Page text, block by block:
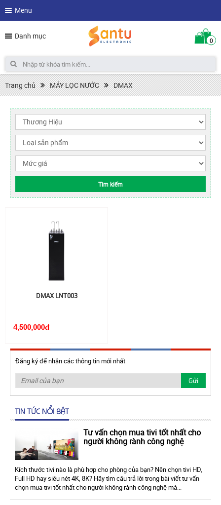
Menu
Danh mục 0
Trang chủ MÁY LỌC NƯỚC DMAX
Đăng ký để nhận các thông tin mới nhất
TIN TỨC NỔI BẬT
Tư vấn chọn mua tivi tốt nhất cho
người không rành công nghệ
Kích thước tivi nào là phù hợp cho phòng của bạn? Nên chọn tivi HD,
Full HD hay siêu nét 4K, 8K? Hãy tìm câu trả lời trong bài viết tư vấn
chọn mua tivi tốt nhất cho người không rành công nghệ mà...
DMAX LNT003
4,500,000đ